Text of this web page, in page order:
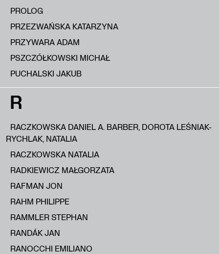
PROLOG
PRZEZWAŃSKA KATARZYNA
PRZYWARA ADAM
PSZCZÓŁKOWSKI MICHAŁ
PUCHALSKI JAKUB
R
RACZKOWSKA DANIEL A. BARBER, DOROTA LEŚNIAK-
RYCHLAK, NATALIA
RACZKOWSKA NATALIA
RADKIEWICZ MAŁGORZATA
RAFMAN JON
RAHM PHILIPPE
RAMMLER STEPHAN
RANDÁK JAN
RANOCCHI EMILIANO